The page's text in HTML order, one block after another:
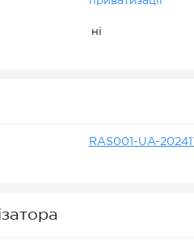
ні
RAS001-UA-